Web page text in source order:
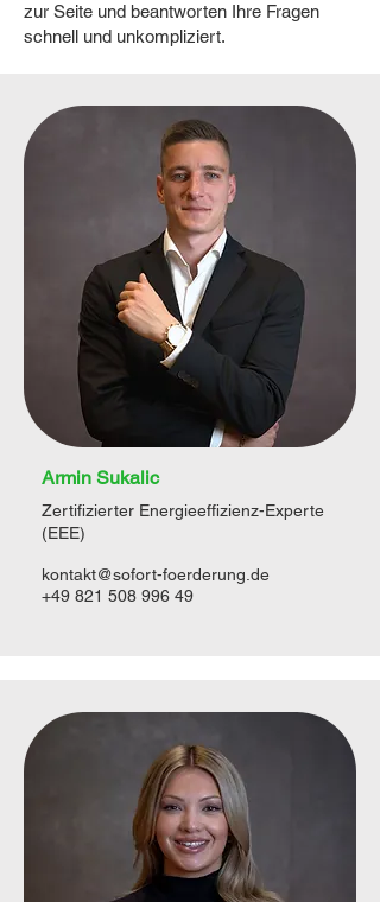
zur Seite und beantworten Ihre Fragen
schnell und unkompliziert.
Armin Sukalic
Zertifizierter Energieeffizienz-Experte
(EEE)
kontakt@sofort-foerderung.de
+49 821 508 996 49